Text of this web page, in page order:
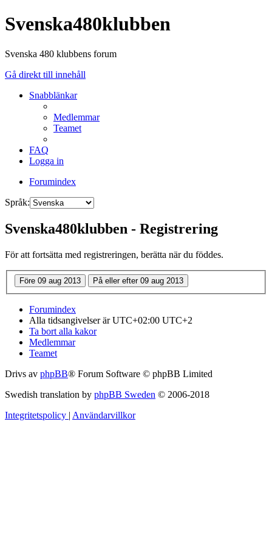
Svenska480klubben
Svenska 480 klubbens forum
Gå direkt till innehåll
Snabblänkar
Medlemmar
Teamet
FAQ
Logga in
Forumindex
Språk:
Svenska480klubben - Registrering
För att fortsätta med registreringen, berätta när du föddes.
Forumindex
Alla tidsangivelser är UTC+02:00 UTC+2
Ta bort alla kakor
Medlemmar
Teamet
Drivs av phpBB® Forum Software © phpBB Limited
Swedish translation by phpBB Sweden © 2006-2018
Integritetspolicy | Användarvillkor